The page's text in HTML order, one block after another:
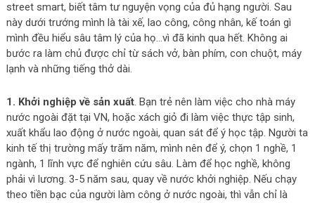
street smart, biết tâm tư nguyện vọng của đủ hạng người. Sau
này dưới trướng mình là tài xế, lao công, công nhân, kế toán gì
mình đều hiểu sâu tâm lý của họ…vì đã kinh qua hết. Không ai
bước ra làm chủ được chỉ từ sách vở, bàn phím, con chuột, máy
lạnh và những tiếng thở dài.
1. Khởi nghiệp về sản xuất. Bạn trẻ nên làm việc cho nhà máy
nước ngoài đặt tại VN, hoặc xách giỏ đi làm việc thực tập sinh,
xuất khẩu lao động ở nước ngoài, quan sát để ý học tập. Người ta
kinh tế thị trường mấy trăm năm, mình nên để ý, chọn 1 nghề, 1
ngành, 1 lĩnh vực để nghiên cứu sâu. Làm để học nghề, không
phải vì lương. 3-5 năm sau, quay về nước khởi nghiệp. Nếu chạy
theo tiền bạc của người làm công ở nước ngoài, thì vẫn chỉ là